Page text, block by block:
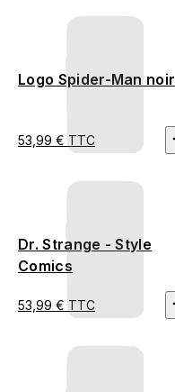
Logo Spider-Man noir
53,99 € TTC
Dr. Strange - Style
Comics
53,99 € TTC